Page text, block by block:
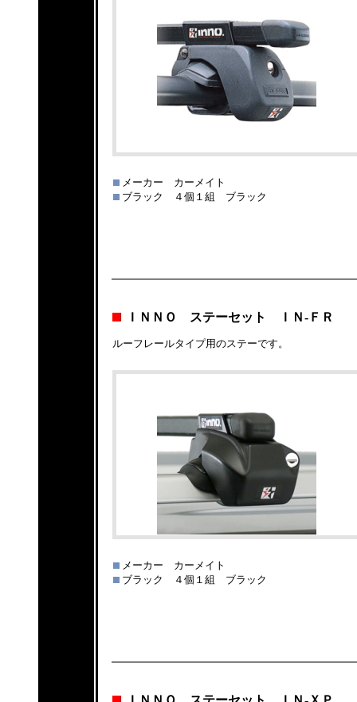
メーカー カーメイト
ブラック ４個１組 ブラック
ＩＮＮＯ ステーセット ＩＮ-ＦＲ
ルーフレールタイプ用のステーです。
メーカー カーメイト
ブラック ４個１組 ブラック